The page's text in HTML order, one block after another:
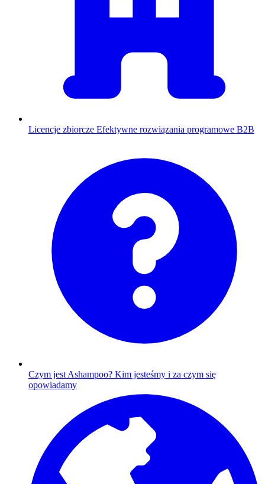
Licencje zbiorcze Efektywne rozwiązania programowe B2B
Czym jest Ashampoo? Kim jesteśmy i za czym się
opowiadamy